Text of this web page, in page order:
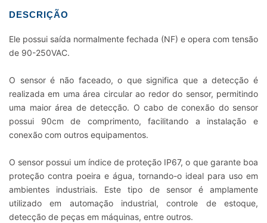
90CM
quantidade
DESCRIÇÃO
Ele possui saída normalmente fechada (NF) e opera com tensão
de 90-250VAC.
O sensor é não faceado, o que significa que a detecção é
realizada em uma área circular ao redor do sensor, permitindo
uma maior área de detecção. O cabo de conexão do sensor
possui 90cm de comprimento, facilitando a instalação e
conexão com outros equipamentos.
O sensor possui um índice de proteção IP67, o que garante boa
proteção contra poeira e água, tornando-o ideal para uso em
ambientes industriais. Este tipo de sensor é amplamente
utilizado em automação industrial, controle de estoque,
detecção de peças em máquinas, entre outros.